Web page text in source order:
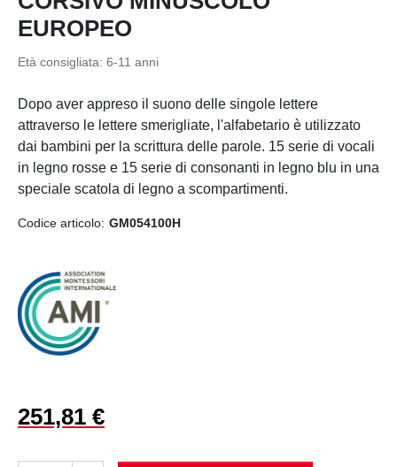
EUROPEO
Età consigliata: 6-11 anni
Dopo aver appreso il suono delle singole lettere
attraverso le lettere smerigliate, l'alfabetario è utilizzato
dai bambini per la scrittura delle parole. 15 serie di vocali
in legno rosse e 15 serie di consonanti in legno blu in una
speciale scatola di legno a scompartimenti.
Codice articolo: GM054100H
251,81 €